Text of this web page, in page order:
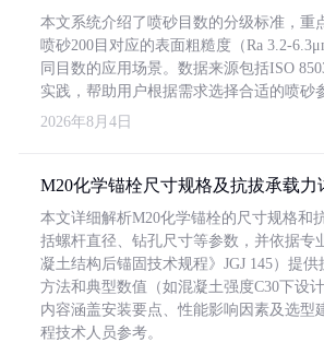
本文系统介绍了喷砂目数的分级标准，重
喷砂200目对应的表面粗糙度（Ra 3.2-
同目数的应用场景。数据来源包括ISO
实践，帮助用户根据需求选择合适的喷砂
2026年8月4日
M20化学锚栓尺寸规格及抗拔承载力
本文详细解析M20化学锚栓的尺寸规格和
括螺杆直径、钻孔尺寸等参数，并依据专
凝土结构后锚固技术规程》JGJ 145）提
方法和典型数值（如混凝土强度C30下设计
内容涵盖安装要点、性能影响因素及选型
程技术人员参考。